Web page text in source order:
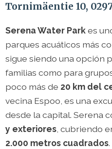
Tornimäentie 10,
Serena Water Parkes
parques acuáticos más
sigue siendo una opción
familias como para
poco más de 20 km del
vecina Espoo, es una
desde la capital. Serena
y exteriores, cubriendo
2.000 metros cuadrados.